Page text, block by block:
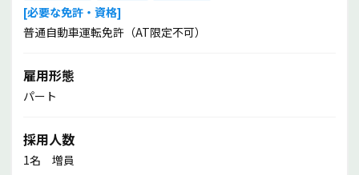
験よりも向上心を必要としています。
その日の業務量によっては早く仕事が終わることもありま
す。
業もほとんどありません。仕事は時間内にきっちり終わらせ
る計画を組むため、自分の趣味やプライベートの時間を取る
こともできます。
[必要な免許・資格]
普通自動車運転免許（AT限定不可）
雇用形態
パート
採用人数
1名 増員